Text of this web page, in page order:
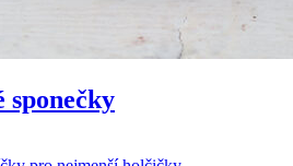
sponečky